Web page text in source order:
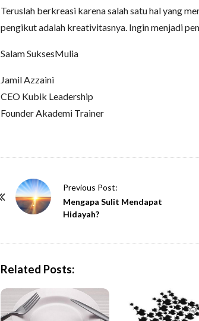
Teruslah berkreasi karena salah satu hal yang
pengikut adalah kreativitasnya. Ingin menjadi
Salam SuksesMulia
Jamil Azzaini
CEO Kubik Leadership
Founder Akademi Trainer
Previous Post:
Mengapa Sulit Mendapat
Hidayah?
Related Posts: